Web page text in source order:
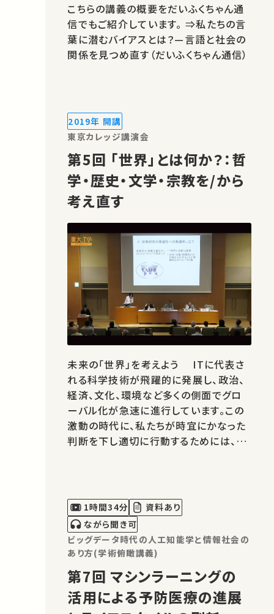
こちらの講義の概要をだいふくちゃん通
信でもご紹介しています。 ⇒私たちの言
葉に潜むバイアスとは？—言語と社会の
関係を見つめ直す（だいふくちゃん通信）
2019年 開講
東京カレッジ講演会
第5回 「世界」とは何か？：哲
学・歴史・文学・宗教を/から
考え直す
未来の「世界」を考えよう ITに代表さ
れる科学技術が飛躍的に発展し、政治、
経済、文化、環境など多くの側面でグロ
ーバル化が急速に進行しています。この
激動の時代に、私たちが時宜にかなった
判断を下し適切に行動するためには、従
ことが必要です。 今日、歴史学、宗教学、
哲学、文学といった人間とその社会を…
1時間34分
資料あり
ながら聞き可
ビッグデータ時代の人工知能学と情報社会の
あり方(学術俯瞰講義)
第7回 マシンラーニングの
活用による予防医療の進展